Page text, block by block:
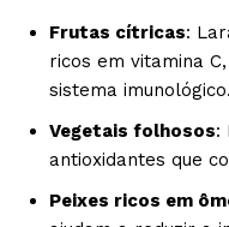
Frutas cítricas:
ricos em vitamina
sistema imunológico.
Vegetais folhosos:
antioxidantes que
Peixes ricos em